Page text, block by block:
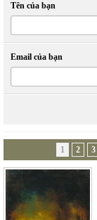
Tên của bạn
Email của bạn
1 2 3